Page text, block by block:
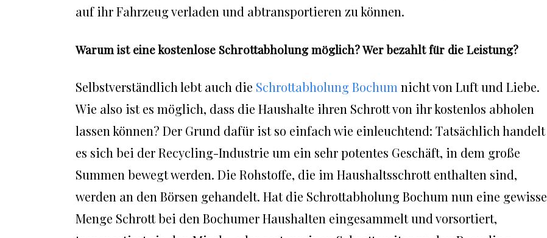
auf ihr Fahrzeug verladen und abtransportieren zu können.
Warum ist eine kostenlose Schrottabholung möglich? Wer bezahlt für die Leistung?
Selbstverständlich lebt auch die Schrottabholung Bochum nicht von Luft und Liebe.
Wie also ist es möglich, dass die Haushalte ihren Schrott von ihr kostenlos abholen
lassen können? Der Grund dafür ist so einfach wie einleuchtend: Tatsächlich handelt
es sich bei der Recycling-Industrie um ein sehr potentes Geschäft, in dem große
Summen bewegt werden. Die Rohstoffe, die im Haushaltsschrott enthalten sind,
werden an den Börsen gehandelt. Hat die Schrottabholung Bochum nun eine gewisse
Menge Schrott bei den Bochumer Haushalten eingesammelt und vorsortiert,